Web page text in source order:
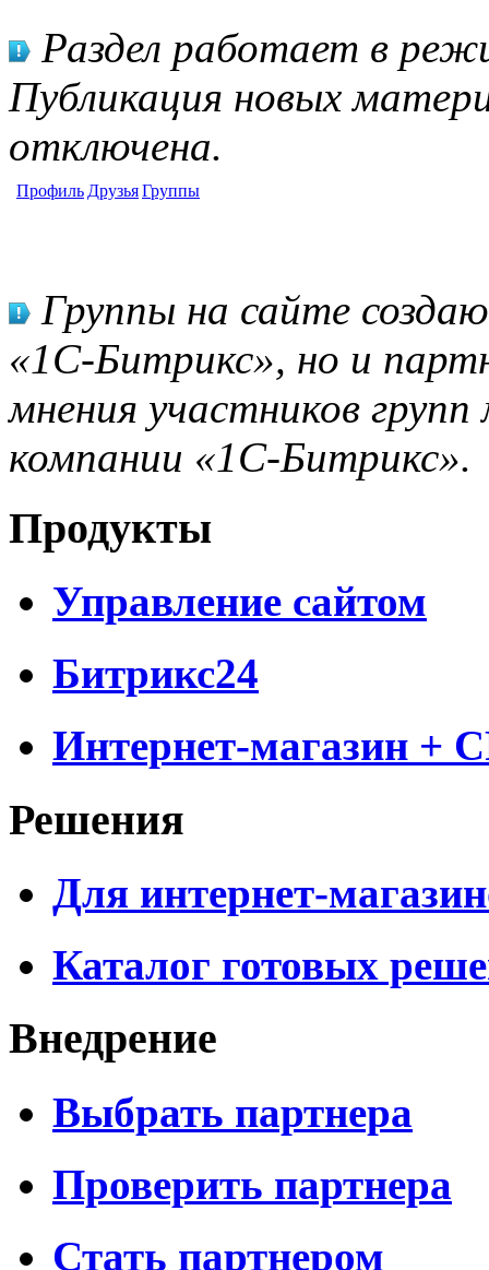
Раздел работает в
Публикация новых
отключена.
Профиль ДрузьяГруппы
Группы на сайте
«1С-Битрикс», но и
мнения участников
компании «1С-Битрикс».
Продукты
Управление сайтом
Битрикс24
Интернет-магазин +
Решения
Для интернет-
Каталог готовых
Внедрение
Выбрать партнера
Проверить партнера
Стать партнером